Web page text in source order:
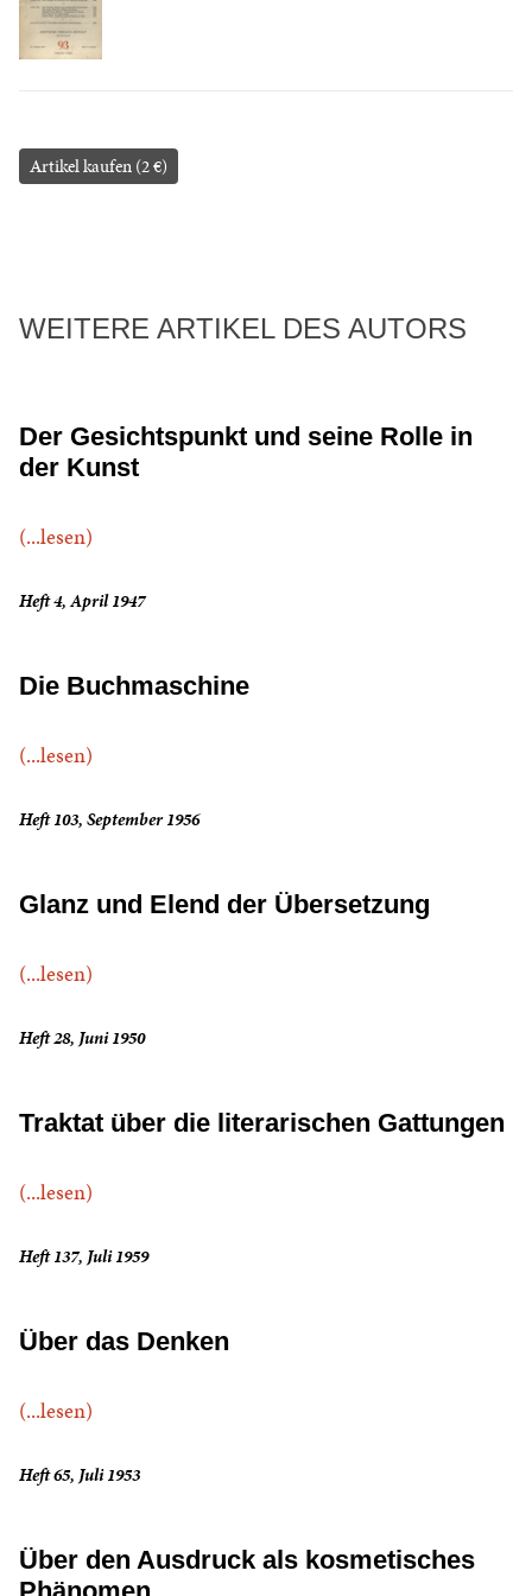
Artikel kaufen (2 €)
WEITERE ARTIKEL DES AUTORS
Der Gesichtspunkt und seine Rolle in
der Kunst
(...lesen)
Heft 4, April 1947
Die Buchmaschine
(...lesen)
Heft 103, September 1956
Glanz und Elend der Übersetzung
(...lesen)
Heft 28, Juni 1950
Traktat über die literarischen Gattungen
(...lesen)
Heft 137, Juli 1959
Über das Denken
(...lesen)
Heft 65, Juli 1953
Über den Ausdruck als kosmetisches